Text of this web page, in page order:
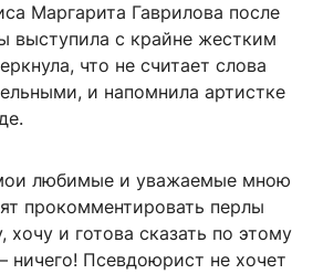
Маргарита Гаврилова после
выступила с крайне жестким
что не считает слова
и напомнила артистке
любимые и уважаемые мною
прокомментировать перлы
и готова сказать по этому
Псевдоюрист не хочет